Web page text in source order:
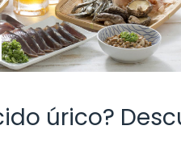
úrico?